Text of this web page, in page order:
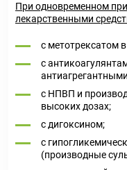
При одновременном
лекарственными
с метотрексатом
с
с НПВП и
высоких дозах;
с дигоксином;
с
(производные